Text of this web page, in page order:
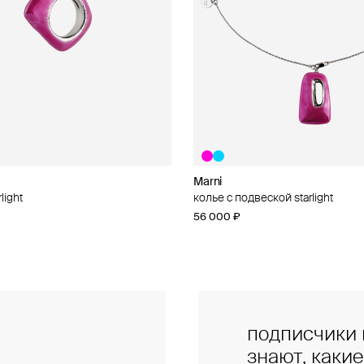
Marni
колье с подвеской starlight
56 000 ₽
Marni
брелок «шоппер» marni
46 000 ₽
подписчики
знают,